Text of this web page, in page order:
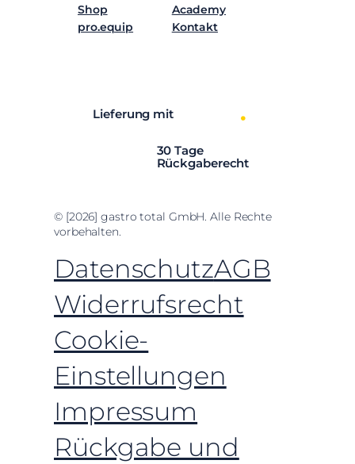
Shop
pro.equip
Academy
Kontakt
Lieferung mit
30 Tage
Rückgaberecht
© [2026] gastro total GmbH. Alle Rechte
vorbehalten.
DatenschutzAGB
Widerrufsrecht
Cookie-
Einstellungen
Impressum
Rückgabe und